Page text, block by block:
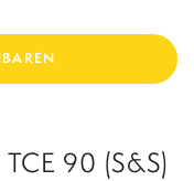
90 (S&S)